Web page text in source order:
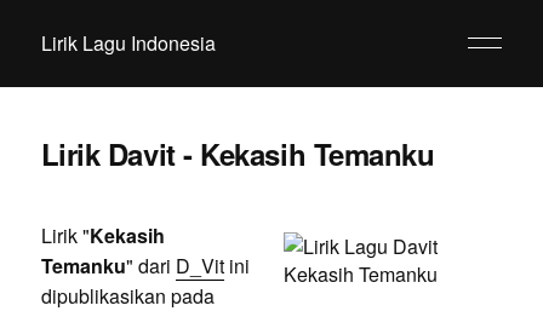
Lirik Lagu Indonesia
Lirik Davit - Kekasih Temanku
Lirik "Kekasih
Temanku" dari D_Vitini
dipublikasikan pada